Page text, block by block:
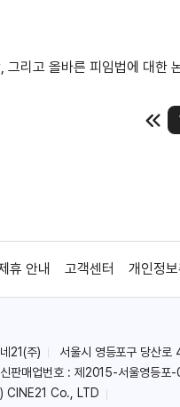
그리고 올바른 피임법에 대한
휴 안내 고객센터 개인정
21(주) 서울시 영등포구 당산로
판매업번호 : 제2015-서울영등포
CINE21 Co., LTD